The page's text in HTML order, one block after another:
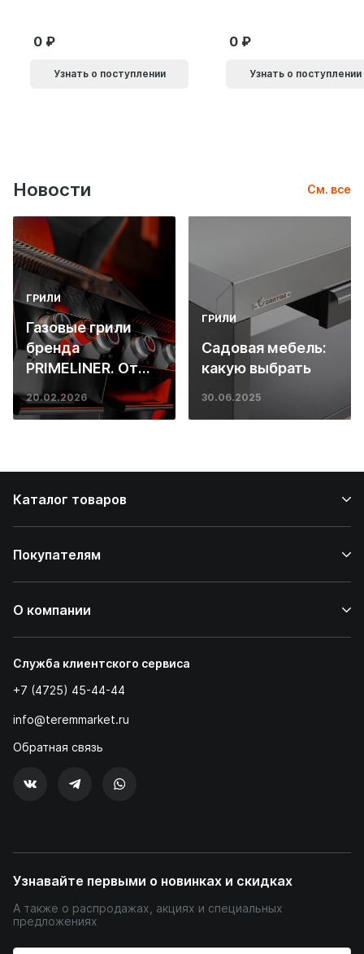
0
Узнать о поступлении
0
Узнать о поступлении
Новости См. все
ГРИЛИ
Газовые грили
бренда
PRIMELINER. От
основ инженерии
до ресторанных
20.02.2026
ГРИЛИ
Садовая мебель:
какую выбрать
30.06.2025
Каталог товаров
Покупателям
О компании
Служба клиентского сервиса
+7 (4725) 45-44-44
info@teremmarket.ru
Обратная связь
Узнавайте первыми о новинках и скидках
А также о распродажах, акциях и специальных
предложениях